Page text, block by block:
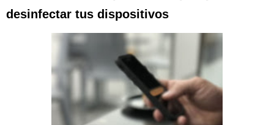
desinfectar tus dispositivos